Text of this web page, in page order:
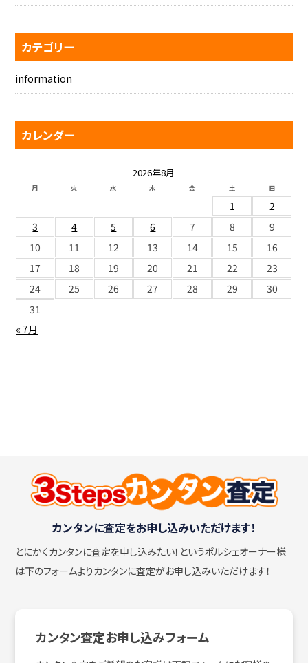
カテゴリー
information
カレンダー
2026年8月
月 火 水 木 金 土 日
« 7月
1
2
3
4 5 6 7 8
9
10
11 12 13 14 15
16
17
18 19 20 21 22
23
24
25 26 27 28 29
30
31
カンタンに査定をお申し込みいただけます！
とにかくカンタンに査定を申し込みたい！ というポルシェオーナー様
は下のフォームよりカンタンに査定がお申し込みいただけます！
カンタン査定お申し込みフォーム